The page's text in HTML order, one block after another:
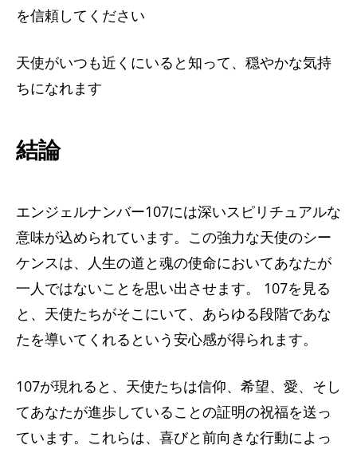
を信頼してください
天使がいつも近くにいると知って、穏やかな気持
ちになれます
結論
エンジェルナンバー107には深いスピリチュアルな
意味が込められています。この強力な天使のシー
ケンスは、人生の道と魂の使命においてあなたが
一人ではないことを思い出させます。 107を見る
と、天使たちがそこにいて、あらゆる段階であな
たを導いてくれるという安心感が得られます。
107が現れると、天使たちは信仰、希望、愛、そし
てあなたが進歩していることの証明の祝福を送っ
ています。これらは、喜びと前向きな行動によっ